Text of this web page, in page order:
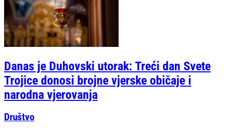
Danas je Duhovski utorak: Treći dan Svete
Trojice donosi brojne vjerske običaje i
narodna vjerovanja
Društvo